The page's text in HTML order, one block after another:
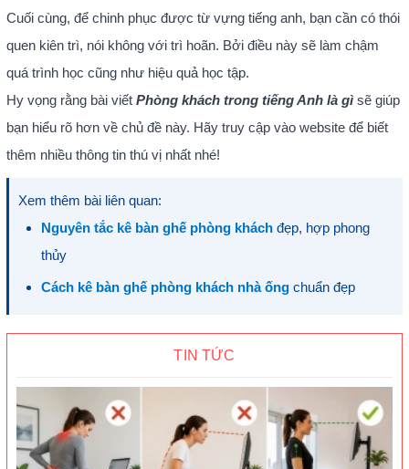
Cuối cùng, để chinh phục được từ vựng tiếng anh, bạn cần có thói
quen kiên trì, nói không với trì hoãn. Bởi điều này sẽ làm chậm
quá trình học cũng như hiệu quả học tập.
Hy vọng rằng bài viết Phòng khách trong tiếng Anh là gì sẽ giúp
bạn hiểu rõ hơn về chủ đề này. Hãy truy cập vào website để biết
thêm nhiều thông tin thú vị nhất nhé!
Xem thêm bài liên quan:
Nguyên tắc kê bàn ghế phòng kháchđẹp, hợp phong
thủy
Cách kê bàn ghế phòng khách nhà ốngchuẩn đẹp
TIN TỨC